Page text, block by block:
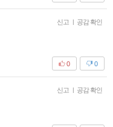
신고 | 공감 확인
0
0
신고 | 공감 확인